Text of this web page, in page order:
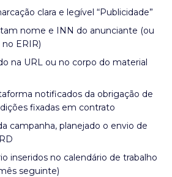
clara e legível “Publicidade”
nome e INN do anunciante (ou
ERIR)
na URL ou no corpo do material
notificados da obrigação de
fixadas em contrato
campanha, planejado o envio de
inseridos no calendário de trabalho
seguinte)